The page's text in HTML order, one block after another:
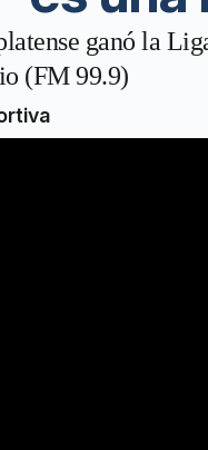
ganó la
(FM 99.9)